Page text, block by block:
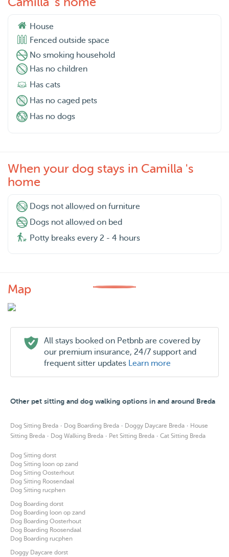
House
Fenced outside space
No smoking household
Has no children
Has cats
Has no caged pets
Has no dogs
When your dog stays in Camilla 's
home
Dogs not allowed on furniture
Dogs not allowed on bed
Potty breaks every 2 - 4 hours
Map
All stays booked on Petbnb are covered by
our premium insurance, 24/7 support and
frequent sitter updates Learn more
Other pet sitting and dog walking options in and around Breda
Dog Sitting Breda · Dog Boarding Breda · Doggy Daycare Breda · House
Sitting Breda · Dog Walking Breda · Pet Sitting Breda · Cat Sitting Breda
Dog Sitting dorst
Dog Sitting loon op zand
Dog Sitting Oosterhout
Dog Sitting Roosendaal
Dog Sitting rucphen
Dog Boarding dorst
Dog Boarding loon op zand
Dog Boarding Oosterhout
Dog Boarding Roosendaal
Dog Boarding rucphen
Doggy Daycare dorst